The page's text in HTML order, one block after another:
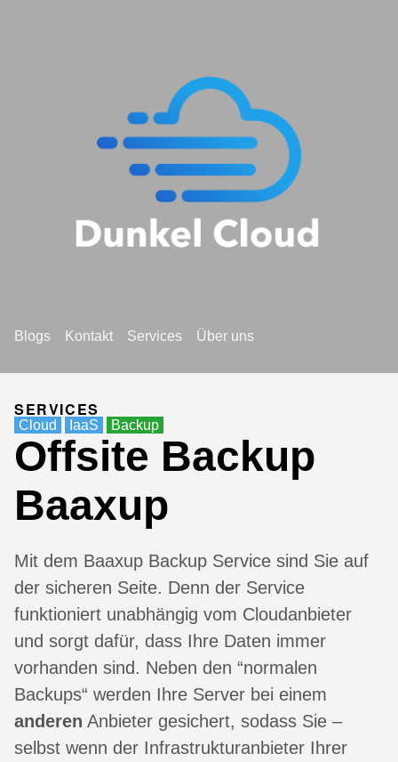
Blogs Kontakt Services Über uns
SERVICES
Cloud IaaS Backup
Offsite Backup
Baaxup
Mit dem Baaxup Backup Service sind Sie auf
der sicheren Seite. Denn der Service
funktioniert unabhängig vom Cloudanbieter
und sorgt dafür, dass Ihre Daten immer
vorhanden sind. Neben den “normalen
Backups“ werden Ihre Server bei einem
anderen Anbieter gesichert, sodass Sie –
selbst wenn der Infrastrukturanbieter Ihrer